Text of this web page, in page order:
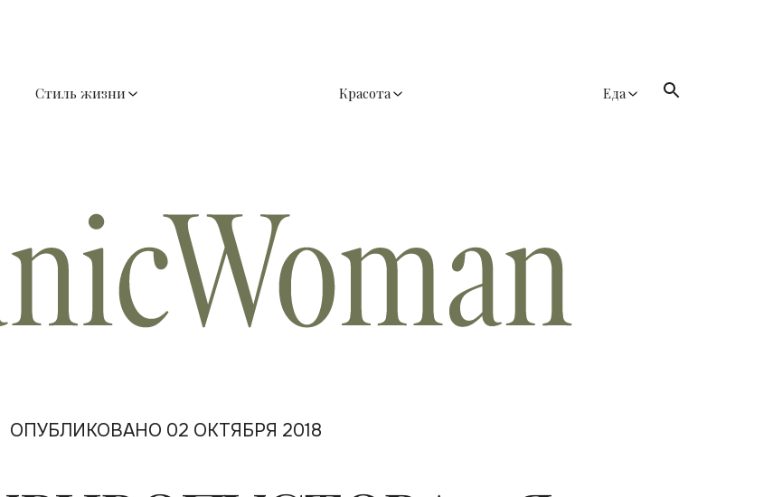
Стиль жизни Красота Еда
ОПУБЛИКОВАНО 02 ОКТЯБРЯ 2018